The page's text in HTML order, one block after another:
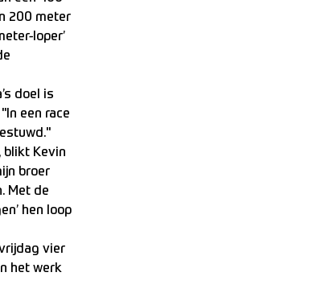
200 meter
loper’
doel is
een race
blikt Kevin
broer
Met de
hen loop
vier
het werk